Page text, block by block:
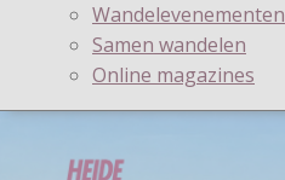
Wandelevenementen
Samen wandelen
Online magazines